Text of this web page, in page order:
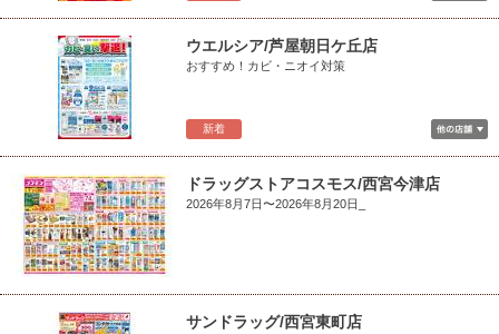
新着
ウエルシア/芦屋朝日ケ丘店
おすすめ！カビ・ニオイ対策
ドラッグストアコスモス/西宮今津店
2026年8月7日〜2026年8月20日_
サンドラッグ/西宮東町店